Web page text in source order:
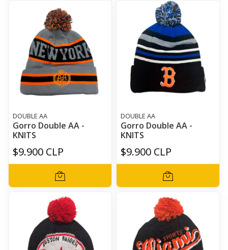
DOUBLE AA
Gorro Double AA -
KNITS
$9.900 CLP
DOUBLE AA
Gorro Double AA -
KNITS
$9.900 CLP